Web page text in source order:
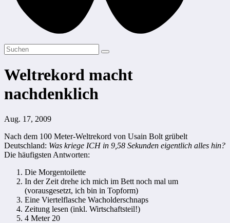
Weltrekord macht
nachdenklich
Aug. 17, 2009
Nach dem 100 Meter-Weltrekord von Usain Bolt grübelt
Deutschland: Was kriege ICH in 9,58 Sekunden eigentlich alles hin?
Die häufigsten Antworten:
Die Morgentoilette
In der Zeit drehe ich mich im Bett noch mal um
(vorausgesetzt, ich bin in Topform)
Eine Viertelflasche Wacholderschnaps
Zeitung lesen (inkl. Wirtschaftsteil!)
4 Meter 20